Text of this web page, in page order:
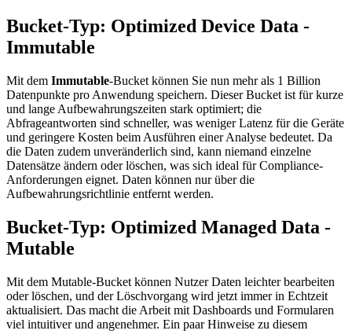
Bucket-Typ: Optimized Device Data -
Immutable
Mit dem Immutable-Bucket können Sie nun mehr als 1 Billion
Datenpunkte pro Anwendung speichern. Dieser Bucket ist für kurze
und lange Aufbewahrungszeiten stark optimiert; die
Abfrageantworten sind schneller, was weniger Latenz für die Geräte
und geringere Kosten beim Ausführen einer Analyse bedeutet. Da
die Daten zudem unveränderlich sind, kann niemand einzelne
Datensätze ändern oder löschen, was sich ideal für Compliance-
Anforderungen eignet. Daten können nur über die
Aufbewahrungsrichtlinie entfernt werden.
Bucket-Typ: Optimized Managed Data -
Mutable
Mit dem Mutable-Bucket können Nutzer Daten leichter bearbeiten
oder löschen, und der Löschvorgang wird jetzt immer in Echtzeit
aktualisiert. Das macht die Arbeit mit Dashboards und Formularen
viel intuitiver und angenehmer. Ein paar Hinweise zu diesem